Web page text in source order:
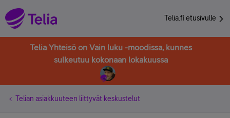
Telia.fi etusivulle
Telia Yhteisö on Vain luku -moodissa, kunnes
sulkeutuu kokonaan lokakuussa
Telian asiakkuuteen liittyvät keskustelut